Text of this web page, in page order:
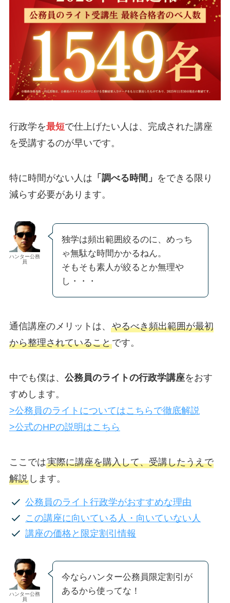
行政学を最短で仕上げたい人は、完成された講座
を受講するのが早いです。
特に時間がない人は 「調べる時間」 をできる限り
減らす必要があります。
ハンター公務
員
独学は頻出範囲絞るのに、めっち
ゃ無駄な時間かかるねん。
そもそも素人が絞るとか無理や
し・・・
通信講座のメリットは、 やるべき頻出範囲が最初
から整理されていることです。
中でも僕は、 公務員のライトの行政学講座をおす
すめします。
>公務員のライトについてはこちらで徹底解説
>公式のHPの説明はこちら
ここでは実際に講座を購入して、受講したうえで
解説します。
公務員のライト行政学がおすすめな理由
この講座に向いている人・向いていない人
講座の価格と限定割引情報
ハンター公務
員
今ならハンター公務員限定割引が
あるから使ってな！